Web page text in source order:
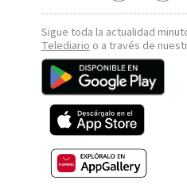
Sigue toda la actualidad
Telediarioo a través de